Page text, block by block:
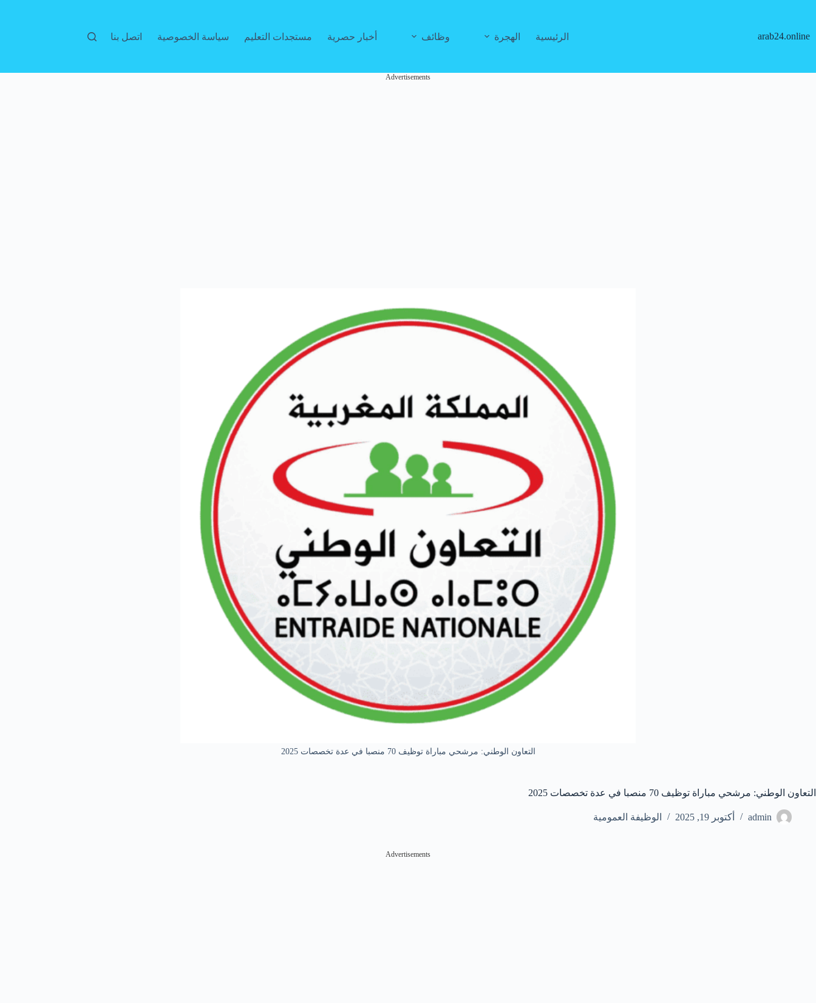
arab24.online الرئيسية الهجرة وظائف أخبار حصرية مستجدات التعليم سياسة الخصوصية اتصل بنا
Advertisements
التعاون الوطني: مرشحي مباراة توظيف 70 منصبا في عدة تخصصات 2025
التعاون الوطني: مرشحي مباراة توظيف 70 منصبا في عدة تخصصات 2025
admin أكتوبر 19, 2025 الوظيفة العمومية
Advertisements